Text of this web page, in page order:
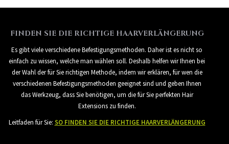
FINDEN SIE DIE RICHTIGE HAARVERLÄNGERUNG
Es gibt viele verschiedene Befestigungsmethoden. Daher ist es nicht so
einfach zu wissen, welche man wählen soll. Deshalb helfen wir Ihnen bei
der Wahl der für Sie richtigen Methode, indem wir erklären, für wen die
verschiedenen Befestigungsmethoden geeignet sind und geben Ihnen
das Werkzeug, dass Sie benötigen, um die für Sie perfekten Hair
Extensions zu finden.
Leitfaden für Sie: SO FINDEN SIE DIE RICHTIGE HAARVERLÄNGERUNG